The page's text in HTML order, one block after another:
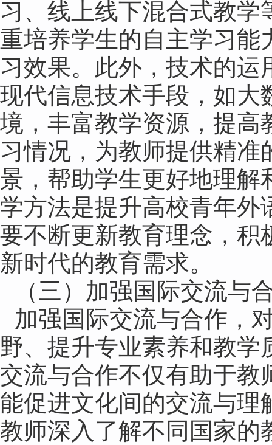
习、线上线下混合式教
重培养学生的自主学习能
习效果。此外，技术的
现代信息技术手段，如大
境，丰富教学资源，提高
习情况，为教师提供精
景，帮助学生更好地理解
学方法是提升高校青年外
要不断更新教育理念，积
新时代的教育需求。
（三）加强国际交流与
加强国际交流与合作，
野、提升专业素养和教
交流与合作不仅有助于教
能促进文化间的交流与理
教师深入了解不同国家的